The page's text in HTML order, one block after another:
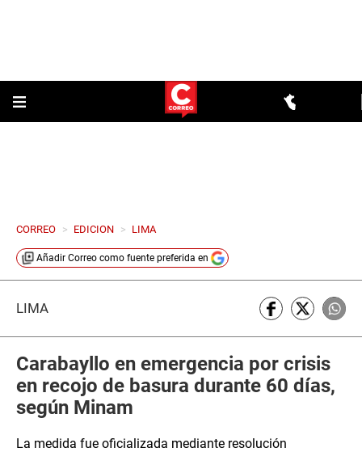
CORREO > EDICION > LIMA
Añadir Correo como fuente preferida en
LIMA
Carabayllo en emergencia por crisis
en recojo de basura durante 60 días,
según Minam
La medida fue oficializada mediante resolución